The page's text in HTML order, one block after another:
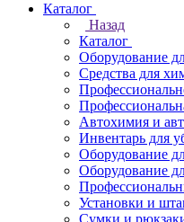
Каталог
Назад
Каталог
Оборудование
Средства для
Автохимия и
Инвентарь для
Оборудование
Оборудование
Установки и
Сумки и